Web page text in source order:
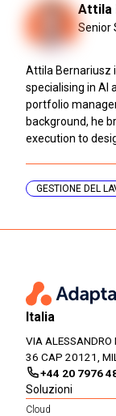
Attila
Senior
Attila Bernariusz
specialising in AI
portfolio
background, he
execution to
GESTIONE DEL
Italia
VIA ALESSANDRO
36 CAP 20121,
+44 20 7976
Soluzioni
Cloud